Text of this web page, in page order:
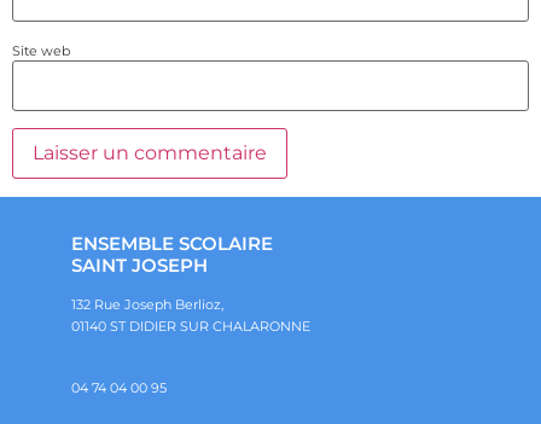
Site web
ENSEMBLE SCOLAIRE
SAINT JOSEPH
132 Rue Joseph Berlioz,
01140 ST DIDIER SUR CHALARONNE
04 74 04 00 95